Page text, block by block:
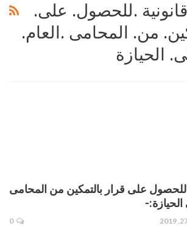
.للحصول. على.
من. المحامى .العام.
الحيازة
للحصول على قرار بالتمكين من المحامى
0